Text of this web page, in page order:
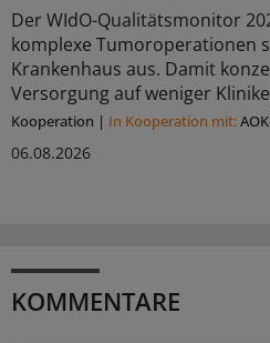
Der WIdO-Qualitätsmonitor
komplexe Tumoroperationen
Krankenhaus aus. Damit
Versorgung auf weniger
Kooperation | In Kooperation mit:
06.08.2026
KOMMENTARE